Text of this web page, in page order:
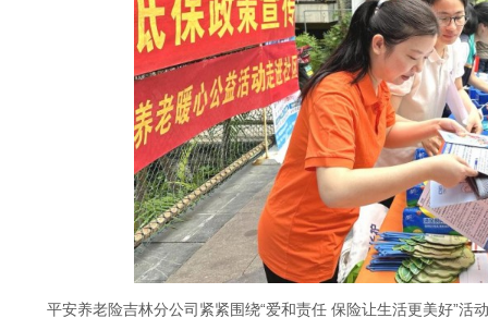
平安养老险吉林分公司紧紧围绕“爱和责任 保险让生活更美好”活动